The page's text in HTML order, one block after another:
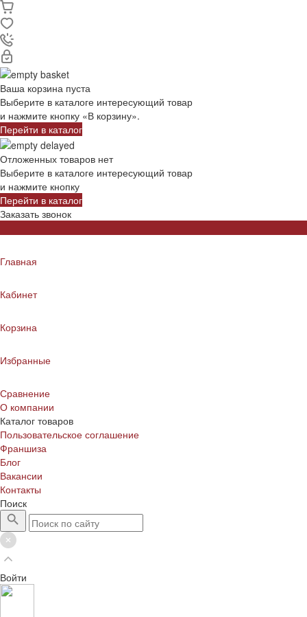
Ваша корзина пуста
Выберите в каталоге интересующий товар
и нажмите кнопку «В корзину».
Перейти в каталог
Отложенных товаров нет
Выберите в каталоге интересующий товар
и нажмите кнопку
Перейти в каталог
Заказать звонок
Главная
Кабинет
Корзина
Избранные
Сравнение
О компании
Каталог товаров
Пользовательское соглашение
Франшиза
Блог
Вакансии
Контакты
Поиск
Войти